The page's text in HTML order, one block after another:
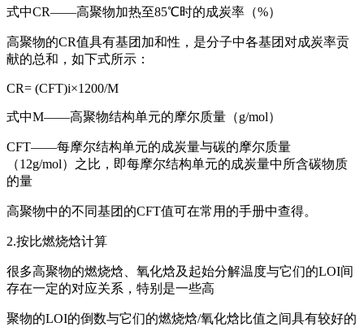
式中CR——高聚物加热至85℃时的成炭率（%）
高聚物的CR值具有基团加和性，是分子中各基团对成炭率贡
献的总和，如下式所示：
CR= (CFT)i×1200/M
式中M——高聚物结构单元的摩尔质量（g/mol）
CFT——每摩尔结构单元的成炭量与碳的摩尔质量
（12g/mol）之比，即每摩尔结构单元的成炭量中所含碳物质
的量
高聚物中的不同基团的CFT值可在常用的手册中查得。
2.按比燃烧焓计算
很多高聚物的燃烧焓、氧化焓及起始分解温度与它们的LOI间
存在一定的对应关系，特别是一些高
聚物的LOI的倒数与它们的燃烧焓/氧化焓比值之间具有较好的